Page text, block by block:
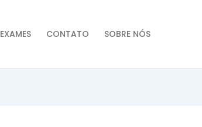
EXAMES CONTATO SOBRE NÓS